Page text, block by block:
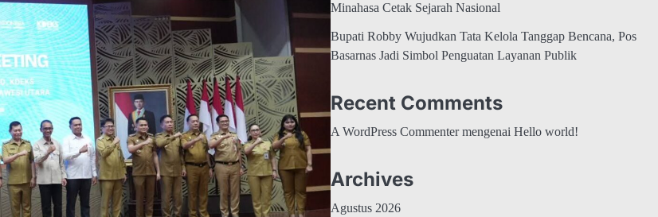
Minahasa Cetak Sejarah Nasional
Bupati Robby Wujudkan Tata Kelola Tanggap Bencana, Pos
Basarnas Jadi Simbol Penguatan Layanan Publik
Recent Comments
A WordPress Commentermengenai Hello world!
Archives
Agustus 2026